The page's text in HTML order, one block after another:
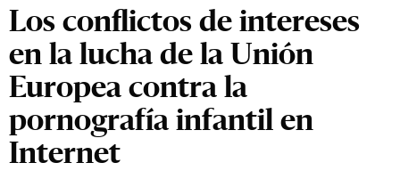
Los conflictos de intereses
en la lucha de la Unión
Europea contra la
pornografía infantil en
Internet